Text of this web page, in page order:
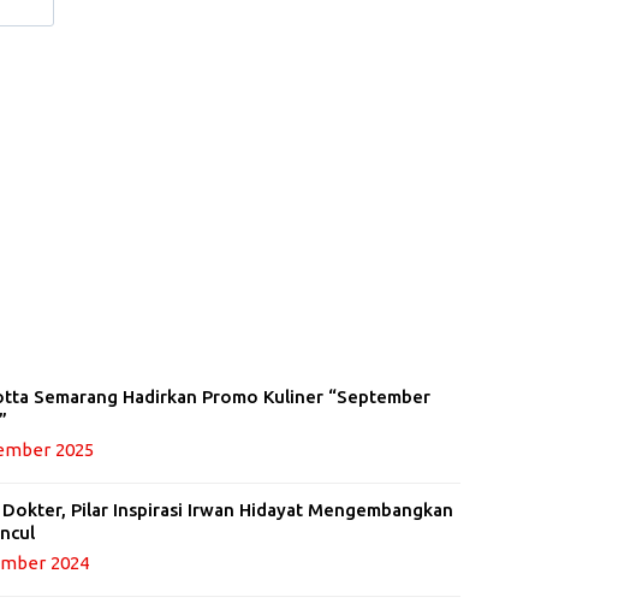
Semarang Hadirkan Promo Kuliner “September
2025
Dokter, Pilar Inspirasi Irwan Hidayat Mengembangkan
2024